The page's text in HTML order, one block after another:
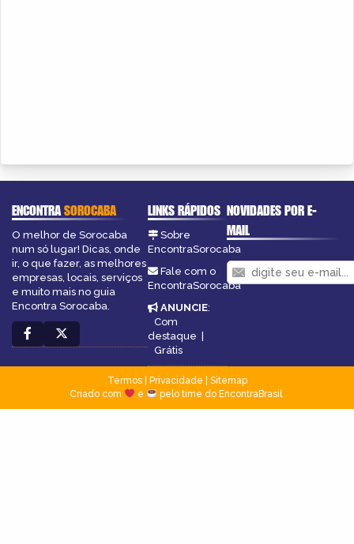
ENCONTRASOROCABA
O melhor de Sorocaba
num só lugar! Dicas, onde
ir, o que fazer, as melhores
empresas, locais, serviços
e muito mais no guia
Encontra Sorocaba.
LINKS RÁPIDOS
Sobre
EncontraSorocaba
Fale com o
EncontraSorocaba
ANUNCIE:
Com
destaque |
Grátis
NOVIDADES POR E-
MAIL
Termos| Privacidade
Sitemap
Criado com
e pelo time do EncontraBrasil